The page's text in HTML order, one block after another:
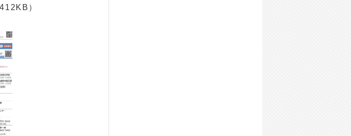
）